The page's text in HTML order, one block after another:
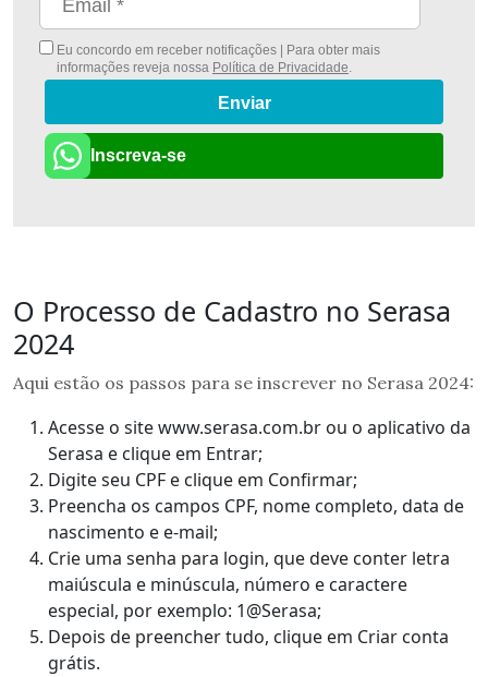
Eu concordo em receber notificações | Para obter mais
informações reveja nossa Política de Privacidade
Enviar
Inscreva-se
O Processo de Cadastro no Serasa
2024
Aqui estão os passos para se inscrever no Serasa 2024:
Acesse o site www.serasa.com.br ou o aplicativo da
Serasa e clique em Entrar;
Digite seu CPF e clique em Confirmar;
Preencha os campos CPF, nome completo, data de
nascimento e e-mail;
Crie uma senha para login, que deve conter letra
maiúscula e minúscula, número e caractere
especial, por exemplo: 1@Serasa;
Depois de preencher tudo, clique em Criar conta
grátis.